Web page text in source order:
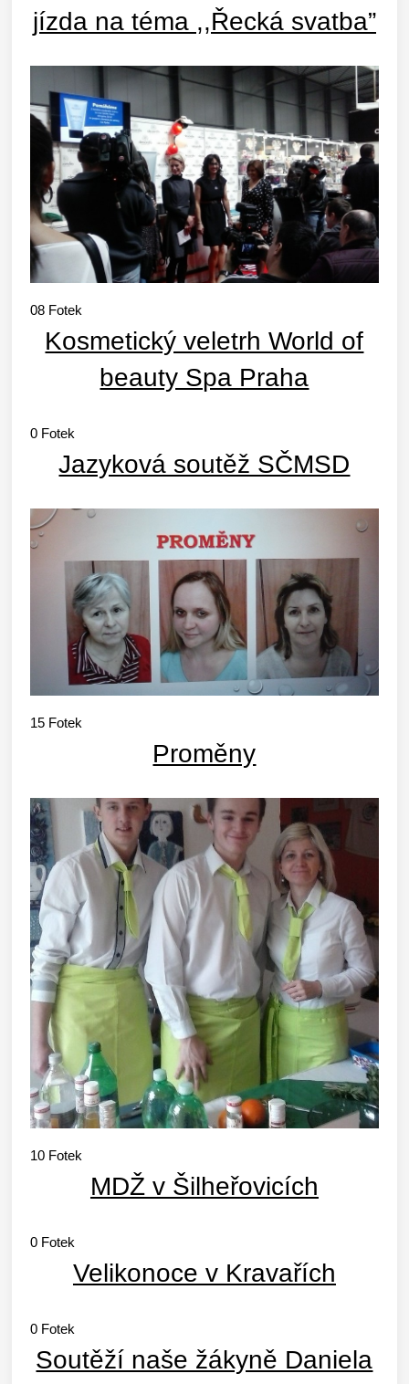
jízda na téma ,,Řecká svatba”
08 Fotek
Kosmetický veletrh World of
beauty Spa Praha
0 Fotek
Jazyková soutěž SČMSD
15 Fotek
Proměny
10 Fotek
MDŽ v Šilheřovicích
0 Fotek
Velikonoce v Kravařích
0 Fotek
Soutěží naše žákyně Daniela